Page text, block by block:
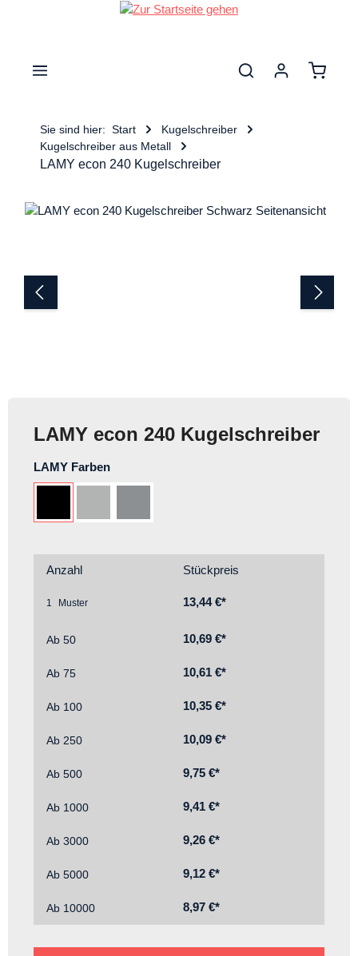
Sie sind hier: Start
Kugelschreiber
Kugelschreiber aus Metall
LAMY econ 240 Kugelschreiber
Bildergalerie überspringen
LAMY econ 240 Kugelschreiber
LAMY Farbenauswählen
Anzahl Stückpreis
1 13,44 €*
Ab 50 10,69 €*
Ab 75 10,61 €*
Ab 100 10,35 €*
Ab 250 10,09 €*
Ab 500 9,75 €*
Ab 1000 9,41 €*
Ab 3000 9,26 €*
Ab 5000 9,12 €*
Ab 10000 8,97 €*